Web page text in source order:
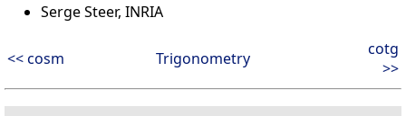
Serge Steer, INRIA
<< cosm Trigonometry
cotg
>>